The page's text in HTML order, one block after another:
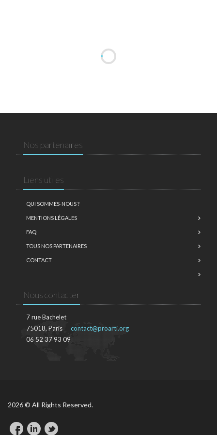
Nos partenaires
Liens utiles
QUI SOMMES-NOUS ?
MENTIONS LÉGALES
FAQ
TOUS NOS PARTENAIRES
CONTACT
Nous contacter
7 rue Bachelet
75018, Paris
06 52 37 93 09
contact@proarti.org
2026 © All Rights Reserved.